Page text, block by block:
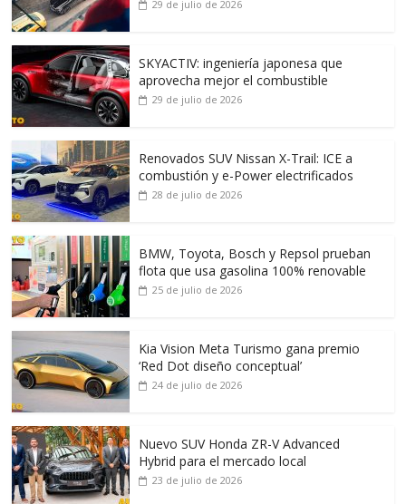
29 de julio de 2026
SKYACTIV: ingeniería japonesa que
aprovecha mejor el combustible
29 de julio de 2026
Renovados SUV Nissan X-Trail: ICE a
combustión y e-Power electrificados
28 de julio de 2026
BMW, Toyota, Bosch y Repsol prueban
flota que usa gasolina 100% renovable
25 de julio de 2026
Kia Vision Meta Turismo gana premio
‘Red Dot diseño conceptual’
24 de julio de 2026
Nuevo SUV Honda ZR-V Advanced
Hybrid para el mercado local
23 de julio de 2026